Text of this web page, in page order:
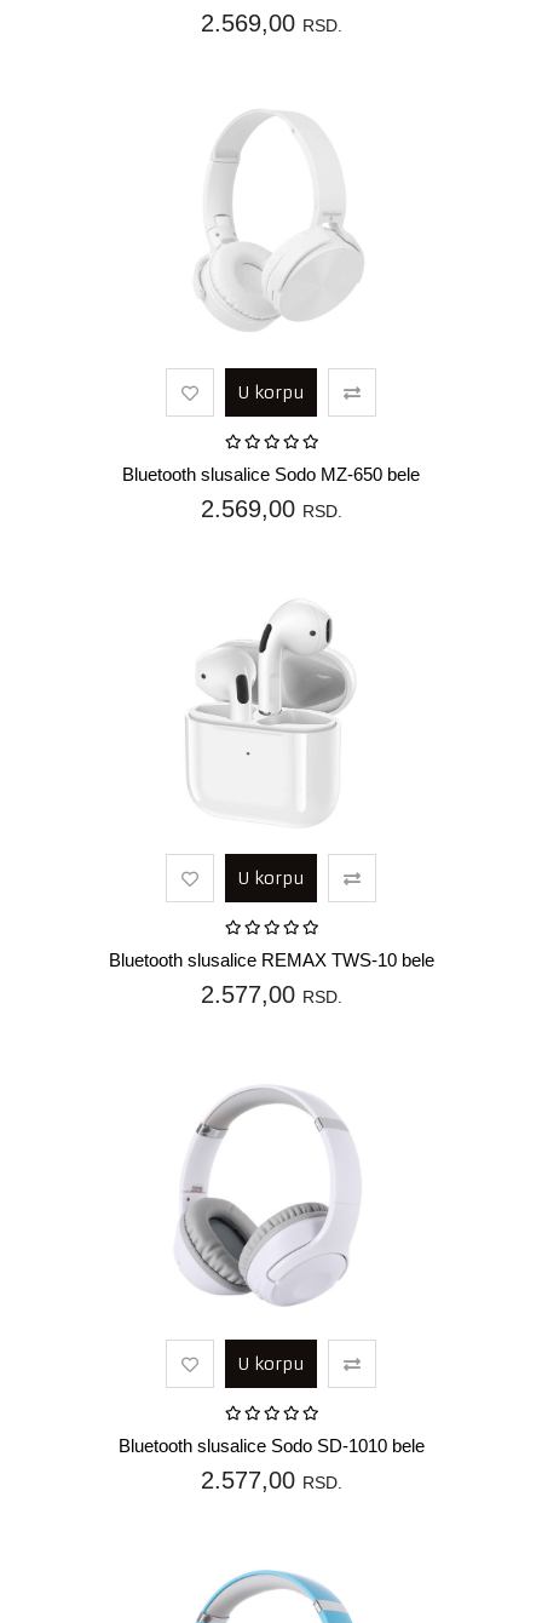
2.569,00 RSD.
U korpu
Bluetooth slusalice Sodo MZ-650 bele
2.569,00 RSD.
U korpu
Bluetooth slusalice REMAX TWS-10 bele
2.577,00 RSD.
U korpu
Bluetooth slusalice Sodo SD-1010 bele
2.577,00 RSD.